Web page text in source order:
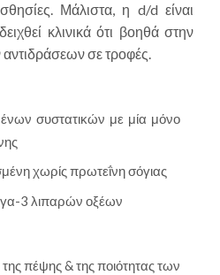
Μάλιστα, η d/d είναι
κλινικά ότι βοηθά στην
σε τροφές.
συστατικών με μία μόνο
χωρίς πρωτεΐνη σόγιας
3 λιπαρών οξέων
πέψης & της ποιότητας των